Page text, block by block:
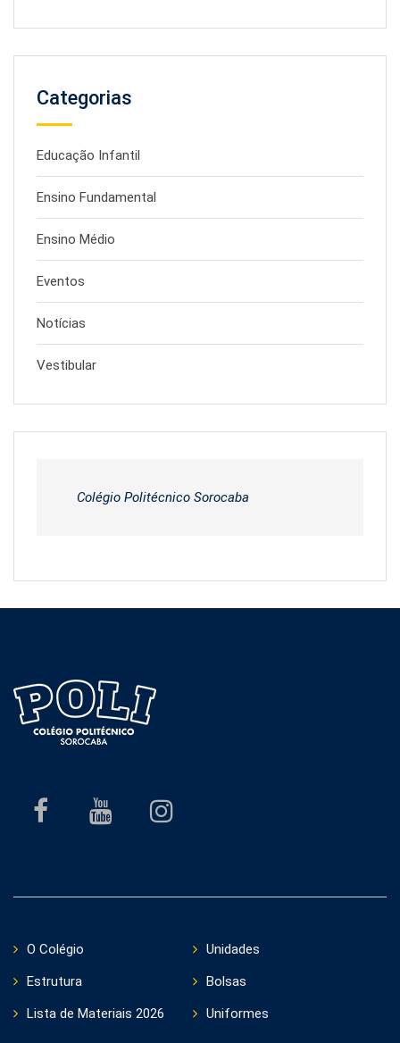
Categorias
Educação Infantil
Ensino Fundamental
Ensino Médio
Eventos
Notícias
Vestibular
Colégio Politécnico Sorocaba
O Colégio
Unidades
Estrutura
Bolsas
Lista de Materiais 2026
Uniformes